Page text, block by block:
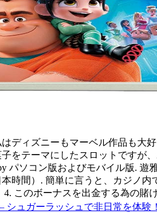
ディズニーもマーベル作品も大
をテーマにしたスロットですが
パソコン版およびモバイル版.
本時間）. 簡単に言うと、カジ
4. このボーナスを出金する為の
シュガーラッシュで非日常を体験！